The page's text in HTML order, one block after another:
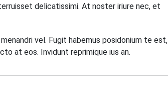
delicatissimi. At noster iriure nec, et
vel. Fugit habemus posidonium te est,
at eos. Invidunt reprimique ius an.